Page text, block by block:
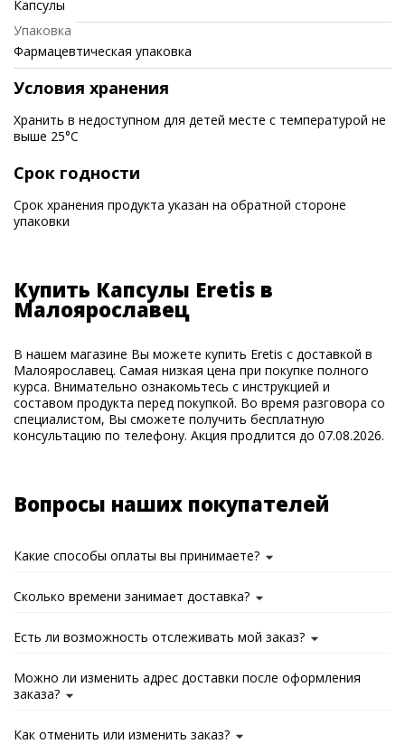
Капсулы
Упаковка
Фармацевтическая упаковка
Условия хранения
Хранить в недоступном для детей месте с температурой не
выше 25°C
Срок годности
Срок хранения продукта указан на обратной стороне
упаковки
Купить Капсулы Eretis в
Малоярославец
В нашем магазине Вы можете купить Eretis с доставкой в
Малоярославец. Самая низкая цена при покупке полного
курса. Внимательно ознакомьтесь с инструкцией и
составом продукта перед покупкой. Во время разговора со
специалистом, Вы сможете получить бесплатную
консультацию по телефону. Акция продлится до 07.08.2026.
Вопросы наших покупателей
Какие способы оплаты вы принимаете?
Сколько времени занимает доставка?
Есть ли возможность отслеживать мой заказ?
Можно ли изменить адрес доставки после оформления
заказа?
Как отменить или изменить заказ?